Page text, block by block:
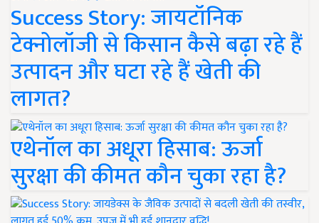
Success Story: जायटॉनिक
टेक्नोलॉजी से किसान कैसे बढ़ा रहे हैं
उत्पादन और घटा रहे हैं खेती की
लागत?
एथेनॉल का अधूरा हिसाब: ऊर्जा
सुरक्षा की कीमत कौन चुका रहा है?